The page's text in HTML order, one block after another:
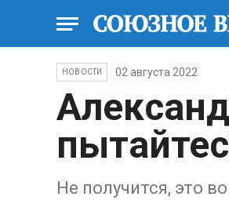
НОВОСТИ 02 августа 2022
Не получится, это